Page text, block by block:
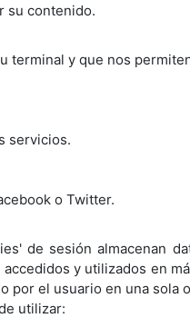
su contenido.
terminal y que nos
servicios.
o Twitter.
de sesión almacenan
y utilizados en
por el usuario en una sola
utilizar: